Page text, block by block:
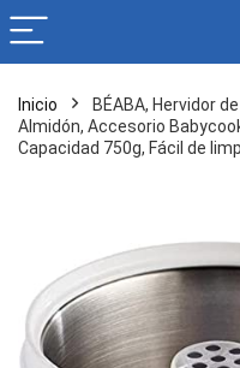
Inicio
BÉABA, Hervidor
Almidón, Accesorio
Capacidad 750g, Fácil de